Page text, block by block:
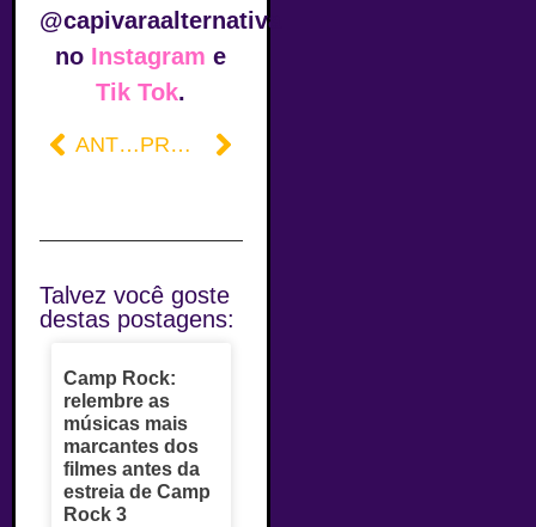
@capivaraalternativa
no Instagram e
Tik Tok.
ANTERIOR PRÓXIMO
Talvez você goste
destas postagens:
Camp Rock:
relembre as
músicas mais
marcantes dos
filmes antes da
estreia de Camp
Rock 3